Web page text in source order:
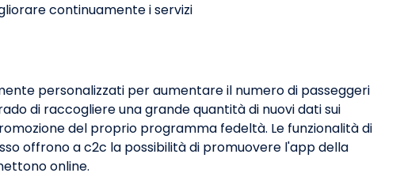
continuamente i servizi
personalizzati per aumentare il numero di passeggeri
di raccogliere una grande quantità di nuovi dati sui
del proprio programma fedeltà. Le funzionalità di
offrono a c2c la possibilità di promuovere l'app della
online.